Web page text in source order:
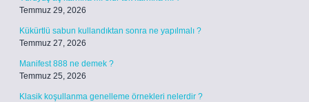
Temmuz 29, 2026
Kükürtlü sabun kullandıktan sonra ne yapılmalı ?
Temmuz 27, 2026
Manifest 888 ne demek ?
Temmuz 25, 2026
Klasik koşullanma genelleme örnekleri nelerdir ?